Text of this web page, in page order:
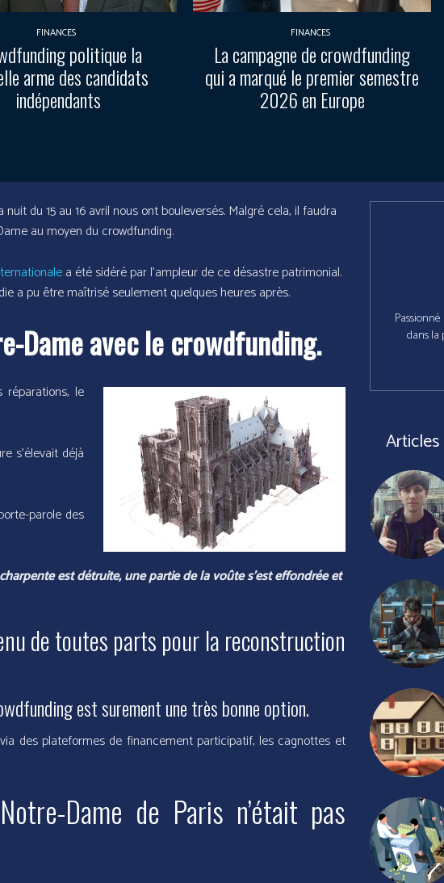
FINANCES
politique la
arme des candidats
indépendants
FINANCES
La campagne de crowdfunding
qui a marqué le premier semestre
2026 en Europe
du 15 au 16 avril nous ont bouleversés. Malgré cela, il faudra
au moyen du crowdfunding.
a été sidéré par l’ampleur de ce désastre patrimonial.
a pu être maîtrisé seulement quelques heures après.
Dame avec le crowdfunding.
le
s’élevait déjà
parole des
est détruite, une partie de la voûte s’est effondrée et
de toutes parts pour la reconstruction
est surement une très bonne option.
des plateformes de financement participatif, les cagnottes et
Dame de Paris n’était pas
dans la